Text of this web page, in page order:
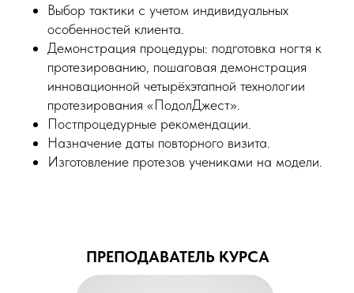
Выбор тактики с учетом индивидуальных
особенностей клиента.
Демонстрация процедуры: подготовка ногтя к
протезированию, пошаговая демонстрация
инновационной четырёхэтапной технологии
протезирования «ПодолДжест».
Постпроцедурные рекомендации.
Назначение даты повторного визита.
Изготовление протезов учениками на модели.
ПРЕПОДАВАТЕЛЬ КУРСА